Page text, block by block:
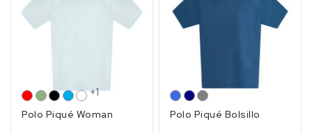
ROJO
PISTACHO
NEGRO
CELESTE
BLANCO
+1
Polo Piqué Woman
ROYAL
MARINO
GRIS
Polo Piqué Bolsillo